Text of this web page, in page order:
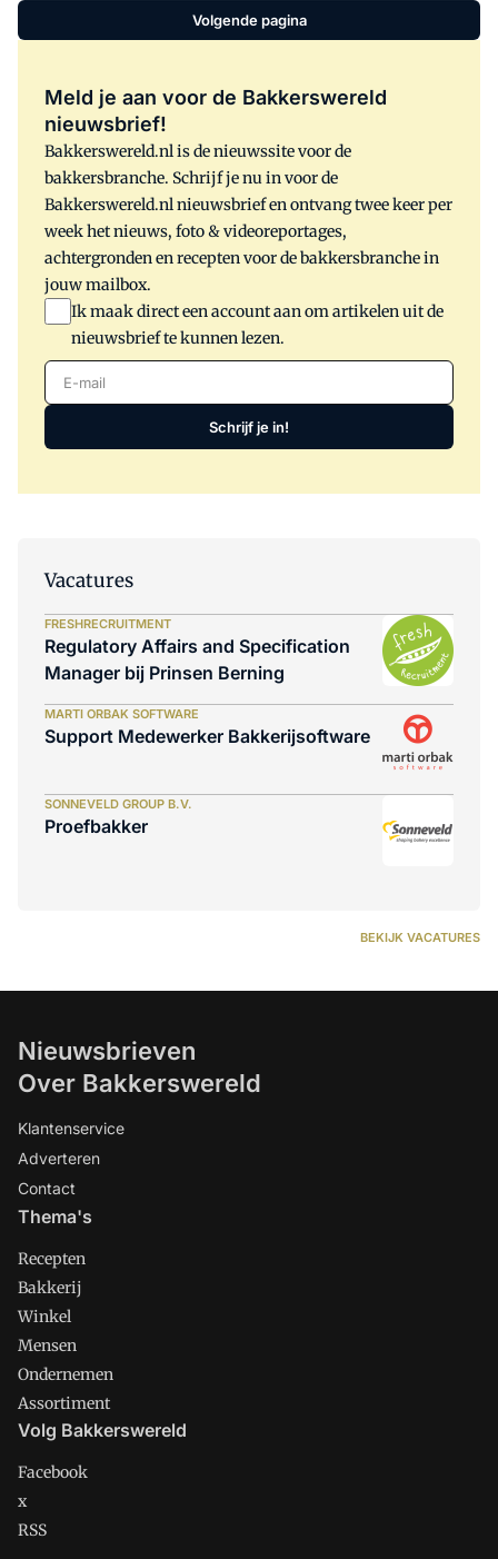
sectoruitdagingen, zoals ontbossing,
aan. Dat meldt het bedrijf in zijn
Volgende pagina
Meld je aan voor de Bakkerswereld
nieuwsbrief!
Bakkerswereld.nl is de nieuwssite voor de
bakkersbranche. Schrijf je nu in voor de
Bakkerswereld.nl nieuwsbrief en ontvang twee keer per
week het nieuws, foto & videoreportages,
achtergronden en recepten voor de bakkersbranche in
jouw mailbox.
Ik maak direct een account aan om artikelen uit de
nieuwsbrief te kunnen lezen.
E-mail
Schrijf je in!
Vacatures
FRESHRECRUITMENT
Regulatory Affairs and Specification
Manager bij Prinsen Berning
MARTI ORBAK SOFTWARE
Support Medewerker Bakkerijsoftware
SONNEVELD GROUP B.V.
Proefbakker
BEKIJK VACATURES
Nieuwsbrieven
Over Bakkerswereld
Klantenservice
Adverteren
Contact
Thema's
Recepten
Bakkerij
Winkel
Mensen
Ondernemen
Assortiment
Volg Bakkerswereld
Facebook
x
RSS